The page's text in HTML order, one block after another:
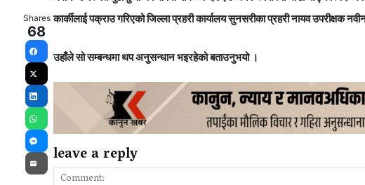
कार्कीलाई पक्राउ गरिएको जिल्ला प्रहरी कार्यालय सुनसरीका प्रहरी नायव उपरीक्षक
उहाँले सो सम्बन्धमा थप अनुसन्धान भइरहेको बताउनुभयो ।
leave a reply
Shares
68
Facebook
X
LinkedIn
WhatsApp
Messenger
Email